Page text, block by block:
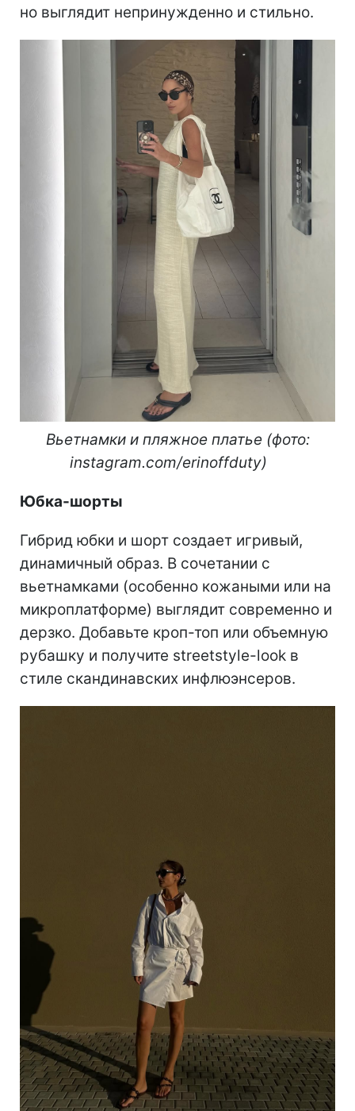
но выглядит непринужденно и стильно.
Вьетнамки и пляжное платье (фото:
instagram.com/erinoffduty)
Юбка-шорты
Гибрид юбки и шорт создает игривый,
динамичный образ. В сочетании с
вьетнамками (особенно кожаными или на
микроплатформе) выглядит современно и
дерзко. Добавьте кроп-топ или объемную
рубашку и получите streetstyle-look в
стиле скандинавских инфлюэнсеров.